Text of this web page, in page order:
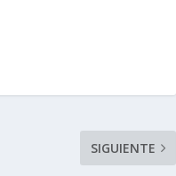
SIGUIENTE